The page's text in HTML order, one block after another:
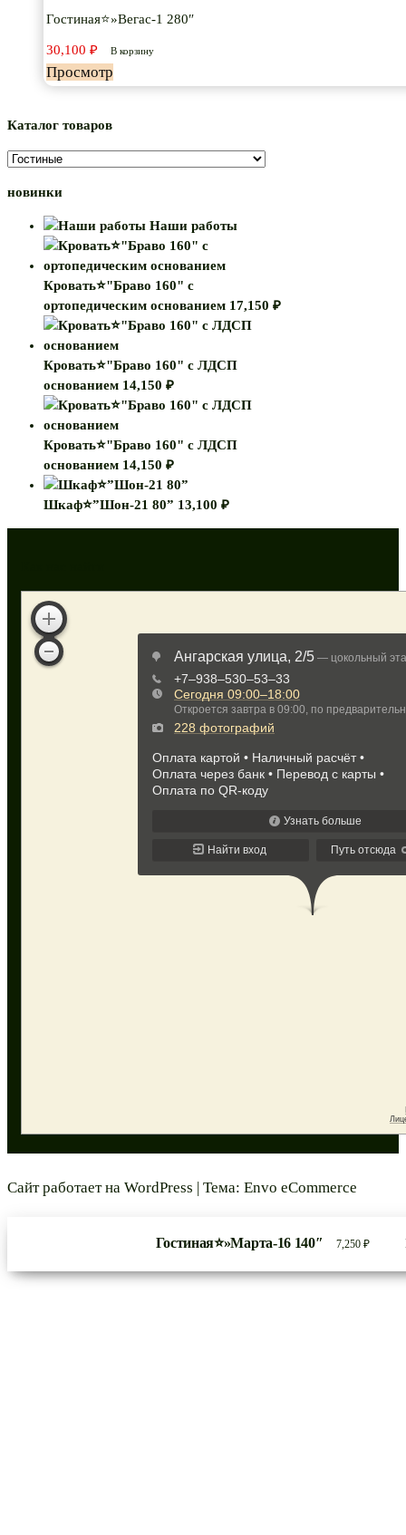
Гостиная⭐»Вегас-1 280″
30,100 ₽ В корзину
Просмотр
Каталог товаров
новинки
Наши работы
Кровать⭐"Браво 160" с
ортопедическим основанием 17,150 ₽
Кровать⭐"Браво 160" с ЛДСП
основанием 14,150 ₽
Кровать⭐"Браво 160" с ЛДСП
основанием 14,150 ₽
Шкаф⭐”Шон-21 80” 13,100 ₽
Сайт работает на WordPress | Тема: Envo eCommerce
Гостиная⭐»Марта-16 140″ 7,250₽